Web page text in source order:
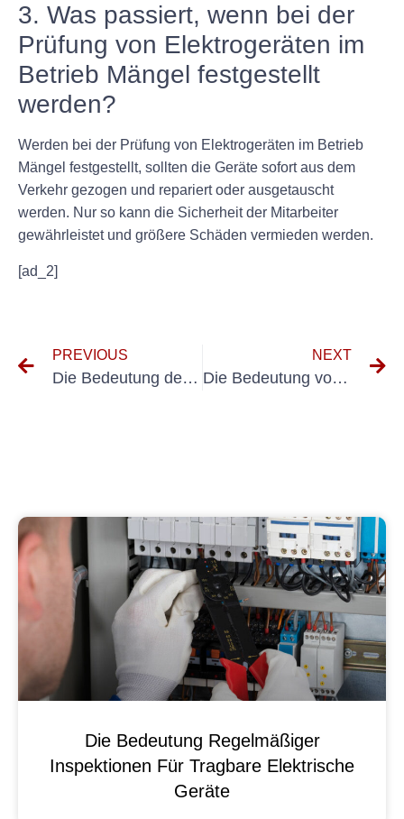
3. Was passiert, wenn bei der
Prüfung von Elektrogeräten im
Betrieb Mängel festgestellt
werden?
Werden bei der Prüfung von Elektrogeräten im Betrieb
Mängel festgestellt, sollten die Geräte sofort aus dem
Verkehr gezogen und repariert oder ausgetauscht
werden. Nur so kann die Sicherheit der Mitarbeiter
gewährleistet und größere Schäden vermieden werden.
[ad_2]
PREVIOUS
Die Bedeutung der Erlangung einer Gabelstapler-Zertifizierung
NEXT
Die Bedeutung von Maschinentests in der Fertigung: Ein Leitfaden zur Maschinenprüfung
Die Bedeutung Regelmäßiger
Inspektionen Für Tragbare Elektrische
Geräte